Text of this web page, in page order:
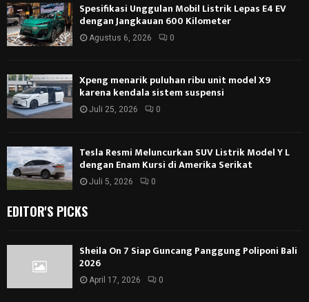
Spesifikasi Unggulan Mobil Listrik Lepas E4 EV
dengan Jangkauan 600 Kilometer
Agustus 6, 2026 0
Xpeng menarik puluhan ribu unit model X9
karena kendala sistem suspensi
Juli 25, 2026 0
Tesla Resmi Meluncurkan SUV Listrik Model Y L
dengan Enam Kursi di Amerika Serikat
Juli 5, 2026 0
EDITOR'S PICKS
Sheila On 7 Siap Guncang Panggung Poliponi Bali
2026
April 17, 2026 0